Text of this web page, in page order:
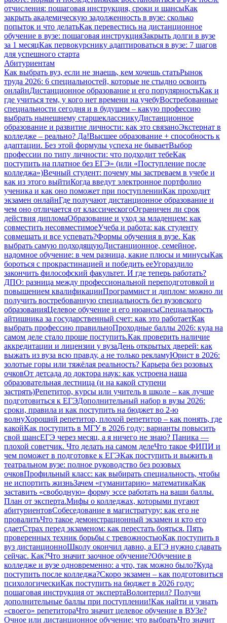
отчисления: пошаговая инструкция, сроки и шансыКак
закрыть академическую задолженность в вузе: сколько
попыток и что делатьКак перевестись на дистанционное
обучение в вузе: пошаговая инструкцияЗакрыть долги в вузе
за 1 месяцКак первокурснику адаптироваться в вузе: 7 шагов
для успешного старта
Абитуриентам
Как выбрать вуз, если не знаешь, кем хочешь статьРынок
труда 2026: 6 специальностей, которые не стыдно освоить
онлайнДистанционное образование и его популярностьКак и
где учиться тем, у кого нет времени на учебуВостребованные
специальности сегодня и в будущем – какую профессию
выбрать нынешнему старшеклассникуДистанционное
образование и развитие личности: как это связаноЭкстернат в
колледже – реально? Да!Высшее образование + способность к
адаптации. Без этой формулы успеха не бываетВыбор
профессии по типу личности: что подходит тебеКак
поступить на платное без ЕГЭ» (или «Поступление после
колледжа»)Вечный студент: почему мы застреваем в учебе и
как из этого выйтиКогда введут электронное портфолио
ученика и как оно поможет при поступленииКак проходит
экзамен онлайнГде получают дистанционное образование и
чем оно отличается от классическогоОграничен ли срок
действия дипломаОбразование и уход за младенцем: как
совместить несовместимоеУчеба и работа: как студенту
совмещать и все успевать?Формы обучения в вузе. Как
выбрать самую подходящуюДистанционное, семейное,
надомное обучение: в чем разница, какие плюсы и минусыКак
бороться с прокрастинацией и победить ееУгораздило
закончить философский факультет. И где теперь работать?
ДПО: разница между профессиональной переподготовкой и
повышением квалификацииПрограммист и диплом: можно ли
получить востребованную специальность без вузовского
образованияЦелевое обучение и его нюансыСпециальность
айтишника за государственный счет: как это работаетКак
выбрать профессию правильноПроходные баллы 2026: куда на
самом деле стало проще поступить.Как проверить наличие
аккредитации и лицензии у вузаДень открытых дверей: как
выжать из вуза всю правду, а не только рекламуЮрист в 2026:
золотые горы или тяжёлая реальность? Карьера без розовых
очковОт детсада до доктора наук: как устроена наша
образовательная лестница (и на какой ступени
застрять)Репетитор, курсы или учитель в школе – как лучше
подготовиться к ЕГЭДополнительный набор в вузы 2026:
сроки, правила и как поступить на бюджет во 2‑ю
волнуХороший репетитор, плохой репетитор – как понять, где
какойКак поступить в МГУ в 2026 году: варианты повысить
свой шансЕГЭ через месяц, а я ничего не знаю? Паника —
плохой советчик. Что делать на самом делеЧто такое ФИПИ и
чем поможет в подготовке к ЕГЭКак поступить и выжить в
театральном вузе: полное руководство без розовых
очковПрофильный класс: как выбирать специальность, чтобы
не испортить жизньЗачем «гуманитарию» математикаКак
заставить «свободную» форму эссе работать на ваши баллы.
План от эксперта.Мифы о колледжах, которыми пугают
абитуриентовСобеседование в магистратуру: как его не
провалитьЧто такое демонстрационный экзамен и кто его
сдаетСтрах перед экзаменом: как перестать бояться. Пять
проверенных техник борьбы с тревожностьюКак поступить в
вуз дистанционноШколу окончил давно, а ЕГЭ нужно сдавать
сейчас. Как?Что значит заочное обучение?Обучение в
колледже и вузе одновременно: а что, так можно было?Куда
поступить после колледжа?Скоро экзамен – как подготовиться
психологическиКак поступить на бюджет в 2026 году:
пошаговая инструкция от экспертаВолонтерил? Получи
дополнительные баллы при поступлении!Как найти и узнать
«своего» репетитораЧто значит целевое обучение в ВУЗе?
Очное или дистанционное обучение: что выбратьЧто значит